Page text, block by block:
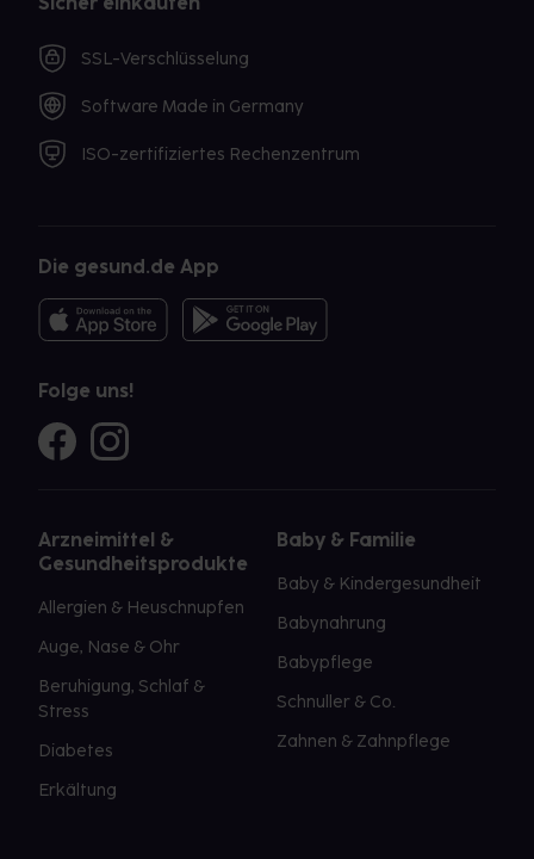
SSL-Verschlüsselung
Software Made in Germany
ISO-zertifiziertes Rechenzentrum
Die gesund.de App
Folge uns!
Arzneimittel &
Gesundheitsprodukte
Allergien & Heuschnupfen
Auge, Nase & Ohr
Beruhigung, Schlaf &
Stress
Diabetes
Erkältung
Baby & Familie
Baby & Kindergesundheit
Babynahrung
Babypflege
Schnuller & Co.
Zahnen & Zahnpflege